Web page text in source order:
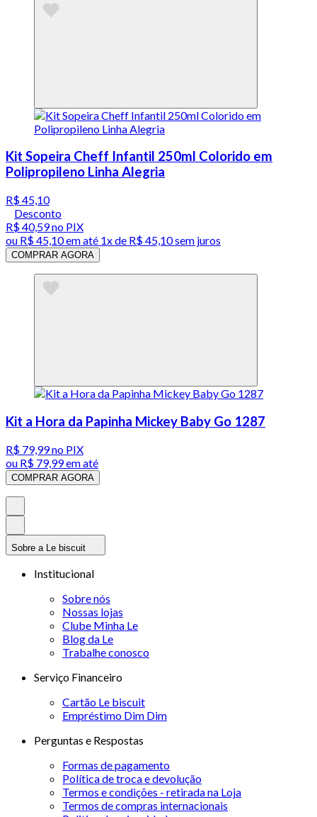
Kit Sopeira Cheff Infantil 250ml Colorido em
Polipropileno Linha Alegria
R$ 45,10
Desconto
R$ 40,59no PIX
ou R$ 45,10em até 1x de R$ 45,10sem juros
COMPRAR AGORA
Kit a Hora da Papinha Mickey Baby Go 1287
R$ 79,99no PIX
ou R$ 79,99em até
COMPRAR AGORA
Sobre a Le biscuit
Institucional
Sobre nós
Nossas lojas
Clube Minha Le
Blog da Le
Trabalhe conosco
Serviço Financeiro
Cartão Le biscuit
Empréstimo Dim Dim
Perguntas e Respostas
Formas de pagamento
Política de troca e devolução
Termos e condições - retirada na Loja
Termos de compras internacionais